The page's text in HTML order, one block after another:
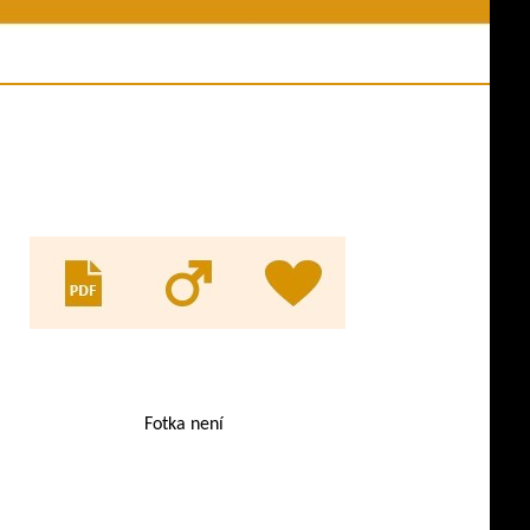
ve výkonu
Evidence KL
Fotka není